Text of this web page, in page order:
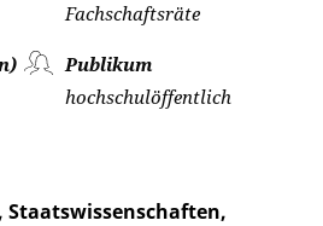
Fachschaftsräte
Publikum
hochschulöffentlich